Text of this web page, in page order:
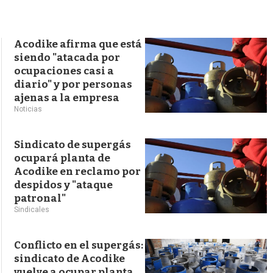
e
d
a
Acodike afirma que está
siendo "atacada por
ocupaciones casi a
diario" y por personas
ajenas a la empresa
Noticias
Sindicato de supergás
ocupará planta de
Acodike en reclamo por
despidos y "ataque
patronal"
Sindicales
Conflicto en el supergás:
sindicato de Acodike